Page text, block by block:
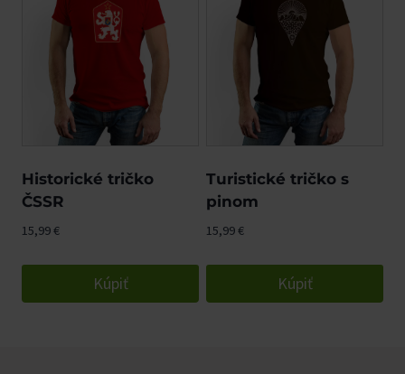
Historické tričko
ČSSR
15,99€
Kúpiť
Turistické tričko s
pinom
15,99€
Kúpiť